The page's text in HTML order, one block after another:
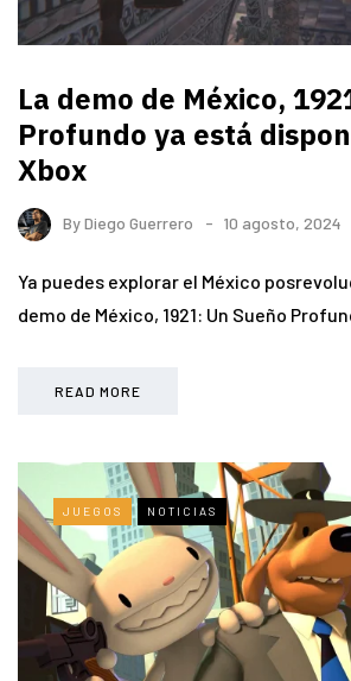
La demo de México,
Profundo ya está
Xbox
ByDiego Guerrero 10 agosto, 2024
Ya puedes explorar el México
demo de México, 1921: Un Sueño
READ MORE
JUEGOS NOTICIAS